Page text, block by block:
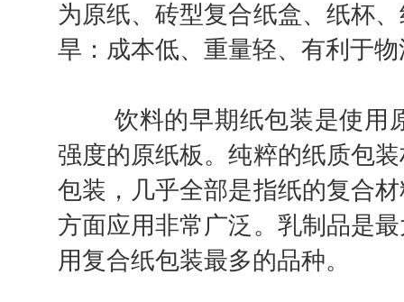
为原纸、砖型复合纸盒、纸杯
旱：成本低、重量轻、有利于
饮料的早期纸包装是使用原
强度的原纸板。纯粹的纸质包
包装，几乎全部是指纸的复合
方面应用非常广泛。乳制品是
用复合纸包装最多的品种。